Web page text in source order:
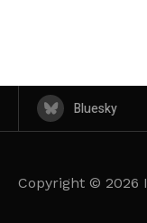
Bluesky
Copyright © 2026